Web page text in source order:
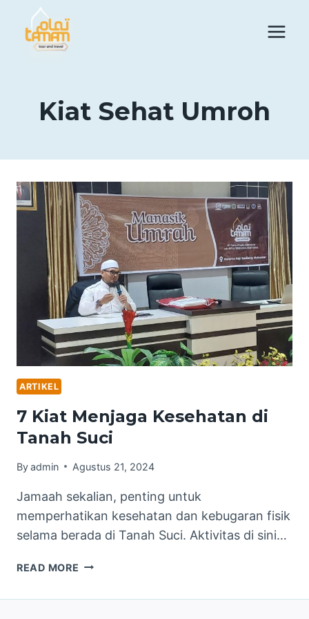
content
Kiat Sehat Umroh
ARTIKEL
7 Kiat Menjaga Kesehatan di
Tanah Suci
Byadmin Agustus 21, 2024
Jamaah sekalian, penting untuk
memperhatikan kesehatan dan kebugaran fisik
selama berada di Tanah Suci. Aktivitas di sini…
READ MORE 7
MENJAGA